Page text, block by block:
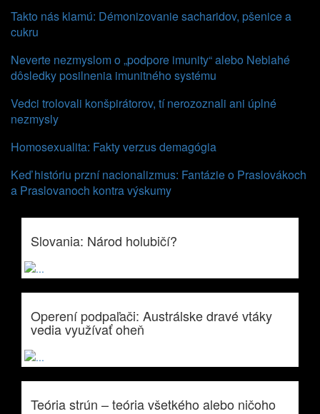
Takto nás klamú: Démonizovanie sacharidov, pšenice a
cukru
Neverte nezmyslom o „podpore imunity“ alebo Neblahé
dôsledky posilnenia imunitného systému
Vedci trolovali konšpirátorov, tí nerozoznali ani úplné
nezmysly
Homosexualita: Fakty verzus demagógia
Keď históriu przní nacionalizmus: Fantázie o Praslovákoch
a Praslovanoch kontra výskumy
Slovania: Národ holubičí?
Operení podpaľači: Austrálske dravé vtáky
vedia využívať oheň
Teória strún – teória všetkého alebo ničoho